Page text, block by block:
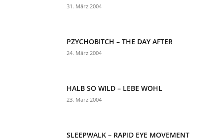
31. März 2004
PZYCHOBITCH – THE DAY AFTER
24. März 2004
HALB SO WILD – LEBE WOHL
23. März 2004
SLEEPWALK – RAPID EYE MOVEMENT